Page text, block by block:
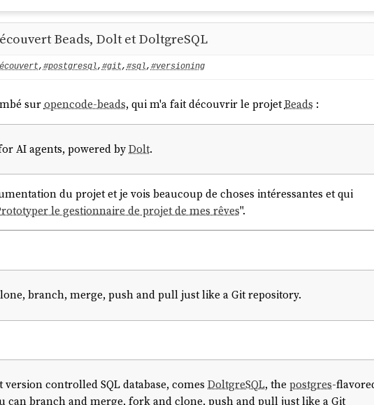
Beads, Dolt et DoltgreSQL
,#postgresql, #git, #sql,#versioning
suropencode-beads, qui m'a fait découvrir le projetBeads :
AI agents, powered byDolt.
du projet et je vois beaucoup de choses intéressantes et qui
le gestionnaire de projet de mes rêves".
branch, merge, push and pull just like a Git repository.
controlled SQL database, comesDoltgreSQL, thepostgres-
can branch and merge, fork and clone, push and pull just like a Git